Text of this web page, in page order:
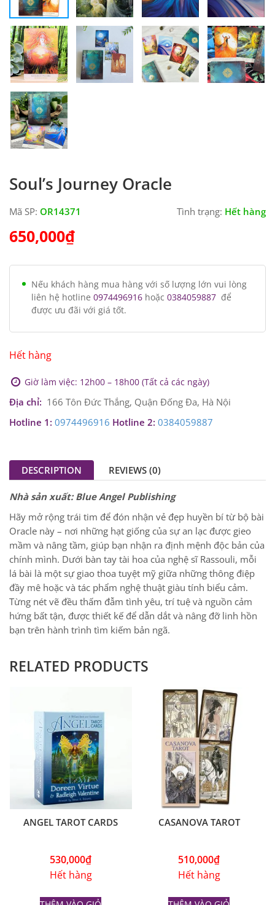
Soul’s Journey Oracle
Mã SP: OR14371 Tình trạng: Hết hàng
650,000₫
Nếu khách hàng mua hàng với số lượng lớn vui lòng
liên hệ hotline 0974496916 hoặc 0384059887 để
được ưu đãi với giá tốt.
Hết hàng
Giờ làm việc: 12h00 – 18h00 (Tất cả các ngày)
Địa chỉ: 166 Tôn Đức Thắng, Quận Đống Đa, Hà Nội
Hotline 1: 0974496916 Hotline 2: 0384059887
DESCRIPTION REVIEWS (0)
Nhà sản xuất: Blue Angel Publishing
Hãy mở rộng trái tim để đón nhận vẻ đẹp huyền bí từ bộ bài
Oracle này – nơi những hạt giống của sự an lạc được gieo
mầm và nâng tầm, giúp bạn nhận ra định mệnh độc bản của
chính mình. Dưới bàn tay tài hoa của nghệ sĩ Rassouli, mỗi
lá bài là một sự giao thoa tuyệt mỹ giữa những thông điệp
đầy mê hoặc và tác phẩm nghệ thuật giàu tính biểu cảm.
Từng nét vẽ đều thấm đẫm tình yêu, trí tuệ và nguồn cảm
hứng bất tận, được thiết kế để dẫn dắt và nâng đỡ linh hồn
bạn trên hành trình tìm kiếm bản ngã.
RELATED PRODUCTS
ANGEL TAROT CARDS
530,000₫
Hết hàng
CASANOVA TAROT
510,000₫
Hết hàng